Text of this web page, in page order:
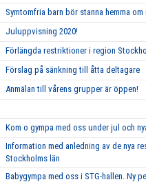
Symtomfria barn bör stanna hemma
Juluppvisning 2020!
Förlängda restriktioner i region
Förslag på sänkning till åtta deltagare
Anmälan till vårens grupper är öppen!
Kom o gympa med oss under jul och
Information med anledning av de nya
Stockholms län
Babygympa med oss i STG-hallen. Ny